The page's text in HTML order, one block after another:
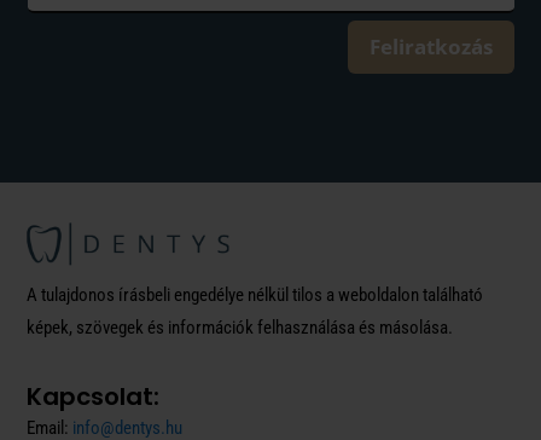
Feliratkozás
A tulajdonos írásbeli engedélye nélkül tilos a weboldalon található
képek, szövegek és információk felhasználása és másolása.
Kapcsolat:
Email: info@dentys.hu